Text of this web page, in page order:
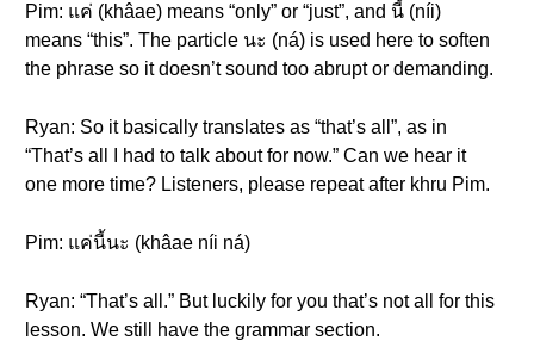
Pim: แค่ (khâae) means “only” or “just”, and นี้ (níi)
means “this”. The particle นะ (ná) is used here to soften
the phrase so it doesn’t sound too abrupt or demanding.
Ryan: So it basically translates as “that’s all”, as in
“That’s all I had to talk about for now.” Can we hear it
one more time? Listeners, please repeat after khru Pim.
Pim: แค่นี้นะ (khâae níi ná)
Ryan: “That’s all.” But luckily for you that’s not all for this
lesson. We still have the grammar section.